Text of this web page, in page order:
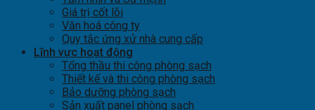
Giá trị cốt lõi
Văn hoá công ty
Quy tắc ứng xử nhà cung cấp
Lĩnh vực hoạt động
Tổng thầu thi công phòng sạch
Thiết kế và thi công phòng sạch
Bảo dưỡng phòng sạch
Sản xuất panel phòng sạch